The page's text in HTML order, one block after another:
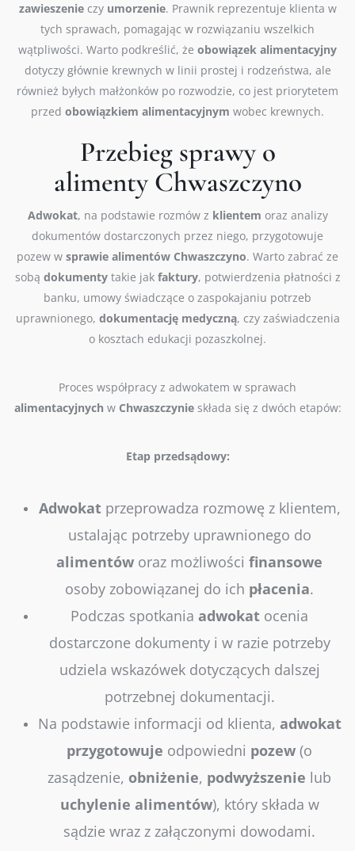
zawieszenieczy umorzenie. Prawnik reprezentuje klienta w
tych sprawach, pomagając w rozwiązaniu wszelkich
wątpliwości. Warto podkreślić, że obowiązek alimentacyjny
dotyczy głównie krewnych w linii prostej i rodzeństwa, ale
również byłych małżonków po rozwodzie, co jest priorytetem
przed obowiązkiem alimentacyjnym wobec krewnych.
Przebieg sprawy o
alimenty Chwaszczyno
Adwokat, na podstawie rozmów z klientem oraz analizy
dokumentów dostarczonych przez niego, przygotowuje
pozew w sprawie alimentów Chwaszczyno. Warto zabrać ze
sobą dokumentytakie jak faktury, potwierdzenia płatności z
banku, umowy świadczące o zaspokajaniu potrzeb
uprawnionego, dokumentację medyczną, czy zaświadczenia
o kosztach edukacji pozaszkolnej.
Proces współpracy z adwokatem w sprawach
alimentacyjnych w Chwaszczynieskłada się z dwóch etapów:
Etap przedsądowy:
Adwokatprzeprowadza rozmowę z klientem,
ustalając potrzeby uprawnionego do
alimentów oraz możliwości finansowe
osoby zobowiązanej do ich płacenia.
Podczas spotkania adwokat ocenia
dostarczone dokumenty i w razie potrzeby
udziela wskazówek dotyczących dalszej
potrzebnej dokumentacji.
Na podstawie informacji od klienta, adwokat
przygotowuje odpowiedni pozew (o
zasądzenie, obniżenie, podwyższenie lub
uchylenie alimentów), który składa w
sądzie wraz z załączonymi dowodami.